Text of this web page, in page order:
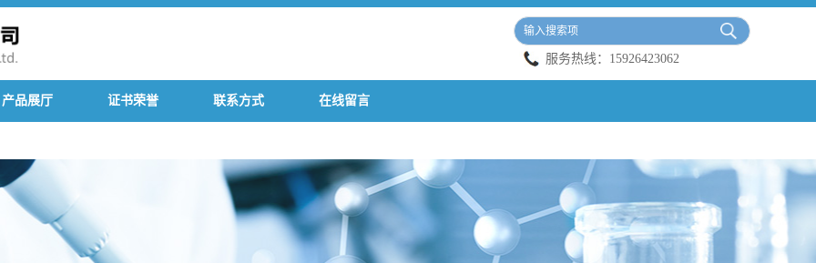
服务热线： 15926423062
产品展厅 证书荣誉 联系方式 在线留言